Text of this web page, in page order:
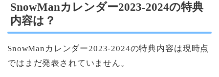
SnowManカレンダー2023-2024の特典
内容は？
SnowManカレンダー2023-2024の特典内容は現時点
ではまだ発表されていません。